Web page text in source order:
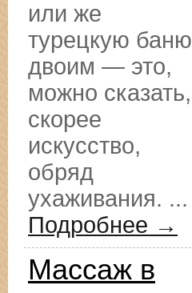
или же
турецкую баню
двоим — это,
можно сказать,
скорее
искусство,
обряд
ухаживания. ...
Подробнее →
Массаж в